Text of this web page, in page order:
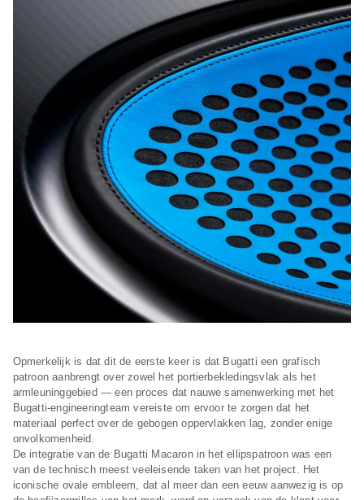
Opmerkelijk is dat dit de eerste keer is dat Bugatti een grafisch
patroon aanbrengt over zowel het portierbekledingsvlak als het
armleuninggebied — een proces dat nauwe samenwerking met het
Bugatti-engineeringteam vereiste om ervoor te zorgen dat het
materiaal perfect over de gebogen oppervlakken lag, zonder enige
onvolkomenheid.
De integratie van de Bugatti Macaron in het ellipspatroon was een
van de technisch meest veeleisende taken van het project. Het
iconische ovale embleem, dat al meer dan een eeuw aanwezig is op